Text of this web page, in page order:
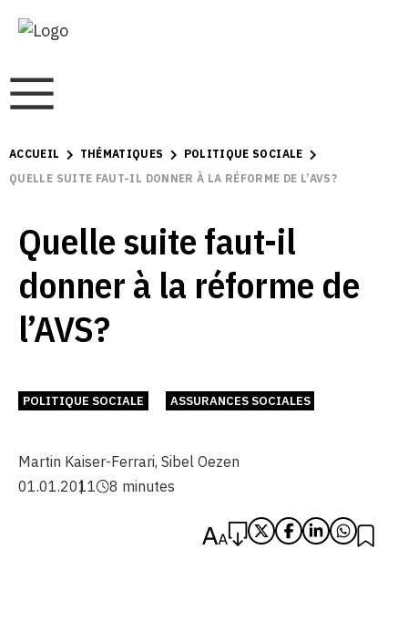
ACCUEIL THÉMATIQUES
POLITIQUE SOCIALE
QUELLE SUITE FAUT-IL DONNER À LA RÉFORME DE L’AVS?
Quelle suite faut-il
donner à la réforme de
l’AVS?
POLITIQUE SOCIALE ASSURANCES SOCIALES
Martin Kaiser-Ferrari, Sibel Oezen
01.01.2011
8 minutes